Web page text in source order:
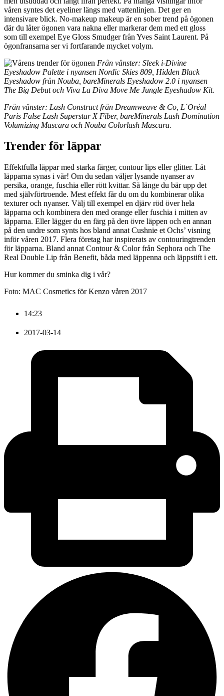
våren syntes det eyeliner längs med vattenlinjen. Det ger en
intensivare blick. No-makeup makeup är en sober trend på ögonen
där du låter ögonen vara nakna eller markerar dem med ett gloss
som till exempel Eye Gloss Smudger från Yves Saint Laurent. På
ögonfransarna ser vi fortfarande mycket volym.
Från vänster: Sleek i-Divine
Eyeshadow Palette i nyansen Nordic Skies 809, Hidden Black
Eyeshadow från Nouba, bareMinerals Eyeshadow 2.0 i nyansen
The Big Debut och Viva La Diva Move Me Jungle Eyeshadow Kit.
Från vänster: Lash Construct från Dreamweave & Co, L´Oréal
Paris False Lash Superstar X Fiber, bareMinerals Lash Domination
Volumizing Mascara och Nouba Colorlash Mascara.
Trender för läppar
Effektfulla läppar med starka färger, contour lips eller glitter. Låt
läpparna synas i vår! Om du sedan väljer lysande nyanser av
persika, orange, fuschia eller rött kvittar. Så länge du bär upp det
med självförtroende. Mest effekt får du om du kombinerar olika
texturer och nyanser. Välj till exempel en djärv röd över hela
läpparna och kombinera den med orange eller fuschia i mitten av
läpparna. Eller lägger du en färg på den övre läppen och en annan
på den undre som synts hos bland annat Cushnie et Ochs’ visning
inför våren 2017. Flera företag har inspirerats av contouringtrenden
för läpparna. Bland annat Contour & Color från Sephora och The
Real Double Lip från Benefit, båda med läppenna och läppstift i ett.
Hur kommer du sminka dig i vår?
Foto: MAC Cosmetics för Kenzo våren 2017
14:23
2017-03-14